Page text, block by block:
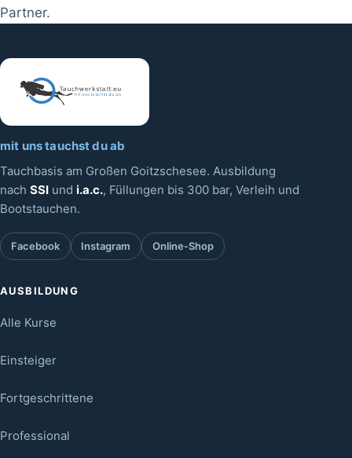
Partner.
mit uns tauchst du ab
Tauchbasis am Großen Goitzschesee. Ausbildung
nach SSI und i.a.c., Füllungen bis 300 bar, Verleih und
Bootstauchen.
Facebook Instagram Online-Shop
AUSBILDUNG
Alle Kurse
Einsteiger
Fortgeschrittene
Professional